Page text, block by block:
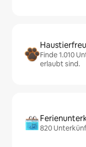
Finde 1.010
erlaubt sind.
820